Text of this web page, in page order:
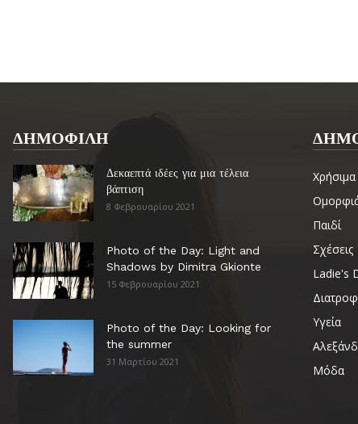
ΔΗΜΟΦΙΛΗ
Δεκαεπτά ιδέες για μια τέλεια
βάπτιση
8 Φεβρουαρίου 2021
Photo of the Day: Light and
Shadows by Dimitra Gkionte
15 Φεβρουαρίου 2021
Photo of the Day: Looking for
the summer
31 Μαρτίου 2021
Χρήσιμα
Παιδί
Σχέσεις
Ladie's
Υγεία
Μόδα